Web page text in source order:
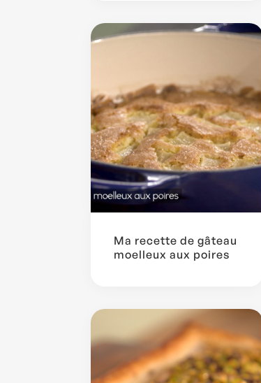
Ma recette de gâteau
moelleux aux poires